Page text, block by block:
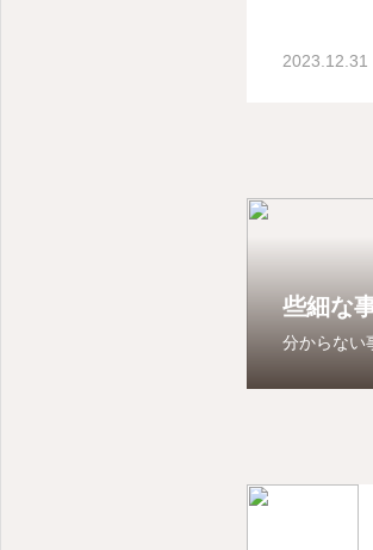
2023.12.31
些細な
分からない